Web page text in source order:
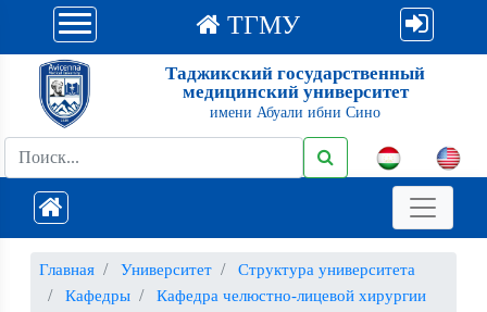
ТГМУ
Таджикский государственный
медицинский университет
имени Абуали ибни Сино
Главная Университет
Структура университета
Кафедры
Кафедра челюстно-лицевой хирургии